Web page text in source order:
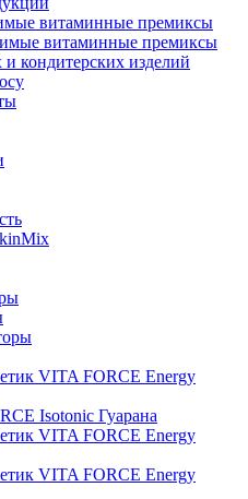
витаминные премиксы
витаминные премиксы
кондитерских изделий
VITA FORCE Energy
Isotonic Гуарана
VITA FORCE Energy
VITA FORCE Energy